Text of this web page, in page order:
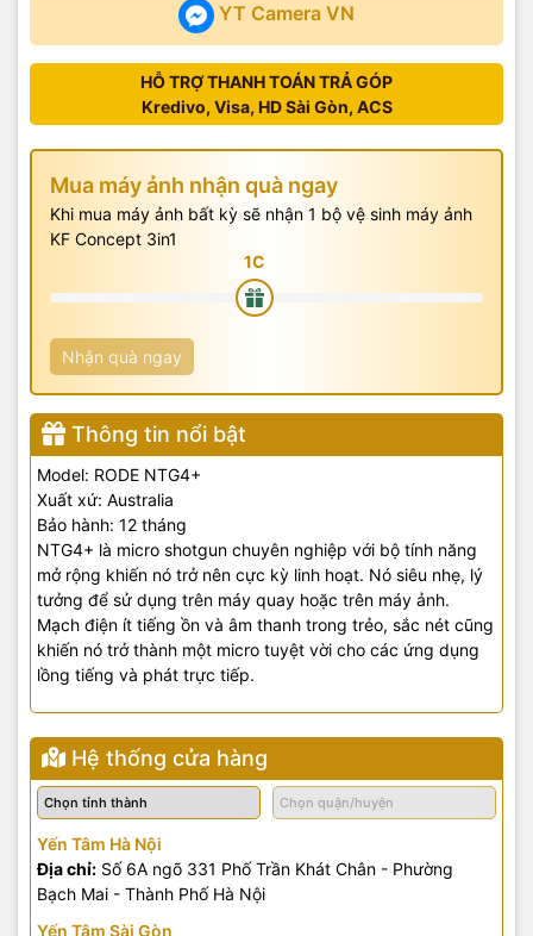
YT Camera VN
HỖ TRỢ THANH TOÁN TRẢ GÓP
Kredivo, Visa, HD Sài Gòn, ACS
Mua máy ảnh nhận quà ngay
Khi mua máy ảnh bất kỳ sẽ nhận 1 bộ vệ sinh máy ảnh
KF Concept 3in1
Nhận quà ngay
Thông tin nổi bật
Model: RODE NTG4+
Xuất xứ: Australia
Bảo hành: 12 tháng
NTG4+ là micro shotgun chuyên nghiệp với bộ tính năng
mở rộng khiến nó trở nên cực kỳ linh hoạt. Nó siêu nhẹ, lý
tưởng để sử dụng trên máy quay hoặc trên máy ảnh.
Mạch điện ít tiếng ồn và âm thanh trong trẻo, sắc nét cũng
khiến nó trở thành một micro tuyệt vời cho các ứng dụng
lồng tiếng và phát trực tiếp.
Hệ thống cửa hàng
Yến Tâm Hà Nội
Địa chỉ: Số 6A ngõ 331 Phố Trần Khát Chân - Phường
Bạch Mai - Thành Phố Hà Nội
Yến Tâm Sài Gòn